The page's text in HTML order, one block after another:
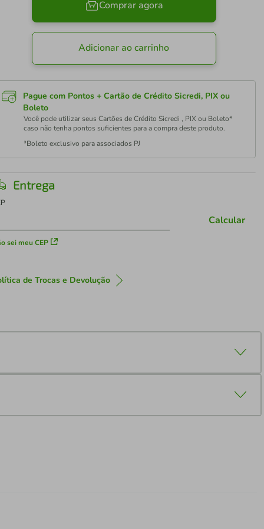
Comprar agora
Adicionar ao carrinho
Pague com Pontos + Cartão de Crédito Sicredi, PIX ou
Boleto
Você pode utilizar seus Cartões de Crédito Sicredi , PIX ou Boleto*
caso não tenha pontos suficientes para a compra deste produto.
*Boleto exclusivo para associados PJ
Entrega
sei meu CEP
Calcular
de Trocas e Devolução